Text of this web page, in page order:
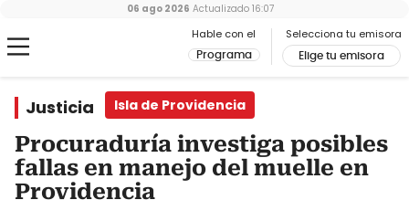
Hable con el
Programa
Selecciona tu emisora
Elige tu emisora
06 ago 2026 Actualizado 16:07
Justicia Isla de Providencia
Procuraduría investiga posibles
fallas en manejo del muelle en
Providencia